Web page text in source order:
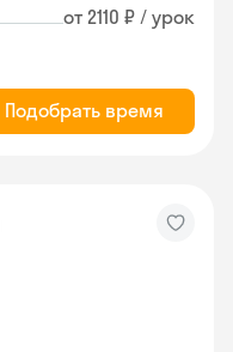
от 2110 ₽ / урок
Подобрать время